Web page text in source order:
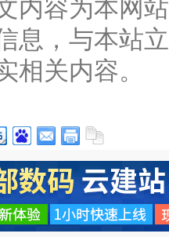
内容为本网
息，与本站
相关内容。